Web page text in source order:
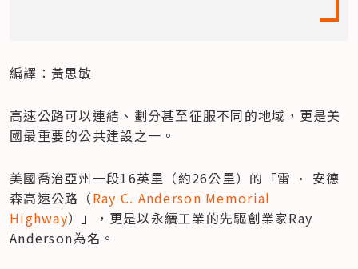
編譯：黃思敏
高速公路可以連結、劃分甚至征服不同的地域，更是美
國最重要的公共建設之一。
美國喬治亞州一段16英里（約26公里）的「雷 • 安德
森高速公路（Ray C. Anderson Memorial
Highway）」，更是以永續工業的先驅創業家Ray
Anderson為名。